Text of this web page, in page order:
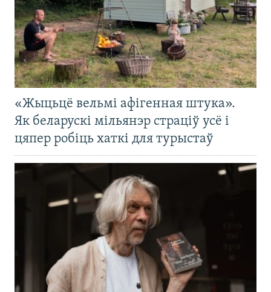
«Жыцьцё вельмі афігенная штука».
Як беларускі мільянэр страціў усё і
цяпер робіць хаткі для турыстаў